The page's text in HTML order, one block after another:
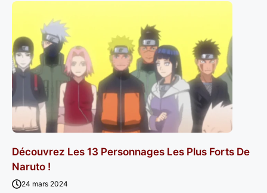
Découvrez Les 13 Personnages Les Plus Forts De
Naruto !
24 mars 2024